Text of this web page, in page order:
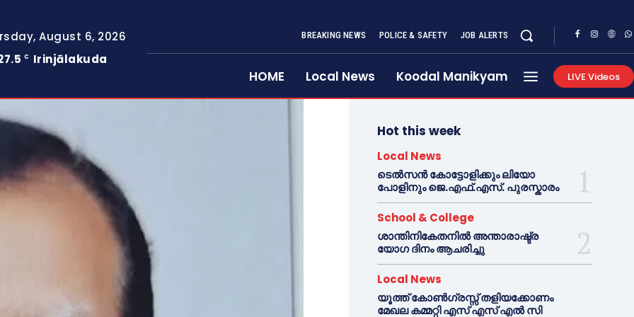
August 6, 2026
C Irinjālakuda
BREAKING NEWS POLICE & SAFETY JOB ALERTS
HOME Local News Koodal Manikyam LIVE Videos
Hot this week
Local News
ടെൽസൻ കോട്ടോളിക്കും ലിയോ
പോളിനും ജെ.എഫ്.എസ്. പുരസ്കാരം
School & College
ശാന്തിനികേതനിൽ അന്താരാഷ്ട്ര
യോഗ ദിനം ആചരിച്ചു
Local News
യൂത്ത് കോൺഗ്രസ്സ് തളിയക്കോണം
മേഖല കമ്മറ്റി എസ് എസ് എൽ സി